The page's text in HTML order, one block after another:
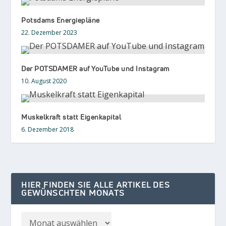
Potsdams Energiepläne
22. Dezember 2023
Der POTSDAMER auf YouTube und Instagram
10. August 2020
Muskelkraft statt Eigenkapital
6. Dezember 2018
HIER FINDEN SIE ALLE ARTIKEL DES
GEWÜNSCHTEN MONATS